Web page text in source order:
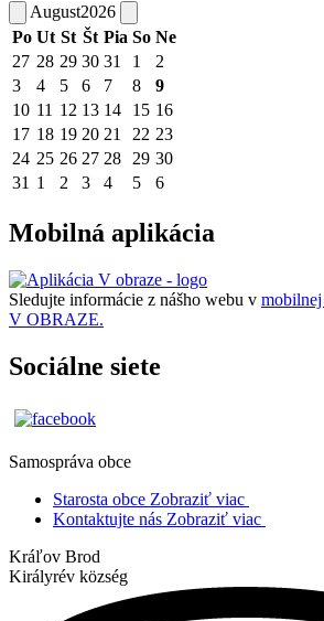
August2026
Po Ut St Št Pia So Ne
27 28 29 30 31 1
2
3
4 5 6 7 8
9
10 11 12 13 14 15 16
17 18 19 20 21 22 23
24 25 26 27 28 29 30
31 1 2 3 4 5 6
Mobilná aplikácia
Sledujte informácie z nášho webu v
V OBRAZE.
Sociálne siete
Samospráva obce
Starosta obce Zobraziť viac
Kontaktujte nás Zobraziť viac
Kráľov Brod
Királyrév község